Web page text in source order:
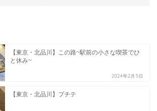
【東京・北品川】この路~駅前の小さな喫茶でひ
と休み~
2024年2月5日
【東京・北品川】プチテ